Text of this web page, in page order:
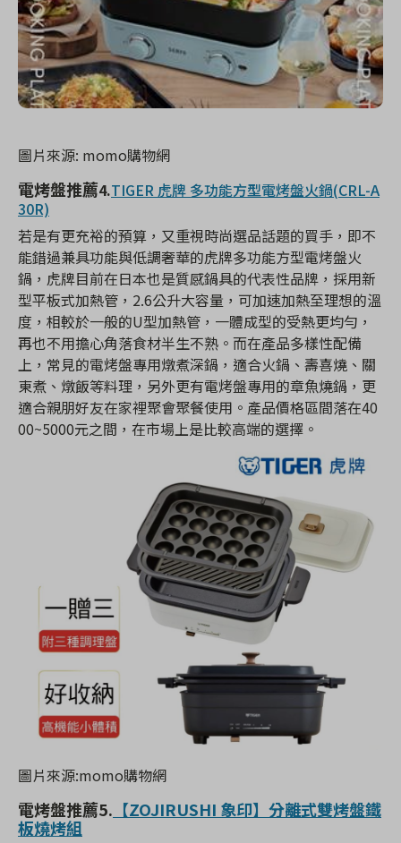
圖片來源: momo購物網
電烤盤推薦4.TIGER 虎牌 多功能方型電烤盤火鍋(CRL-A
30R)
若是有更充裕的預算，又重視時尚選品話題的買手，即不
能錯過兼具功能與低調奢華的虎牌多功能方型電烤盤火
鍋，虎牌目前在日本也是質感鍋具的代表性品牌，採用新
型平板式加熱管，2.6公升大容量，可加速加熱至理想的溫
度，相較於一般的U型加熱管，一體成型的受熱更均勻，
再也不用擔心角落食材半生不熟。而在產品多樣性配備
上，常見的電烤盤專用燉煮深鍋，適合火鍋、壽喜燒、關
東煮、燉飯等料理，另外更有電烤盤專用的章魚燒鍋，更
適合親朋好友在家裡聚會聚餐使用。產品價格區間落在40
00~5000元之間，在市場上是比較高端的選擇。
圖片來源:momo購物網
電烤盤推薦5. 【ZOJIRUSHI 象印】分離式雙烤盤鐵
板燒烤組